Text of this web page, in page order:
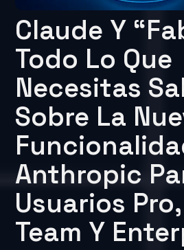
Claude Y
Todo Lo Que
Necesitas
Sobre La
Anthropic
Usuarios
Team Y